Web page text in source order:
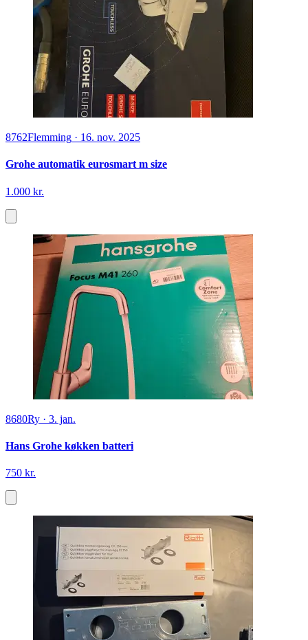
8762Flemming · 16. nov. 2025
Grohe automatik eurosmart m size
1.000 kr.
8680Ry · 3. jan.
Hans Grohe køkken batteri
750 kr.